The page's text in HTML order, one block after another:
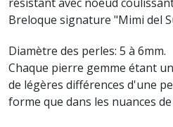
Breloque signature "Mimi del
Diamètre des perles: 5 à 6mm.
Chaque pierre gemme étant
de légères différences d'une
forme que dans les nuances